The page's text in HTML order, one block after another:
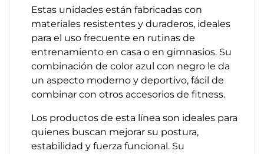
Estas unidades están fabricadas con
materiales resistentes y duraderos, ideales
para el uso frecuente en rutinas de
entrenamiento en casa o en gimnasios. Su
combinación de color azul con negro le da
un aspecto moderno y deportivo, fácil de
combinar con otros accesorios de fitness.
Los productos de esta línea son ideales para
quienes buscan mejorar su postura,
estabilidad y fuerza funcional. Su